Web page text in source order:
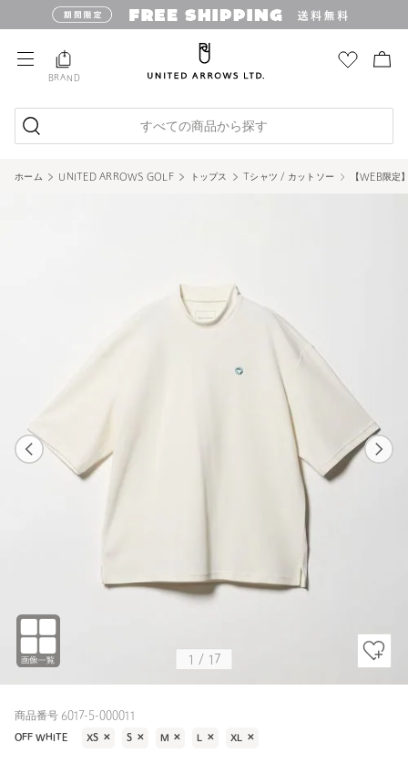
BRAND
すべての商品から探す
ホーム UNITED ARROWS GOLF トップス Tシャツ / カットソー 【WEB限
1 / 17
商品番号 6017-5-000011
OFF WHITE XS ✕ S ✕ M ✕ L ✕ XL ✕